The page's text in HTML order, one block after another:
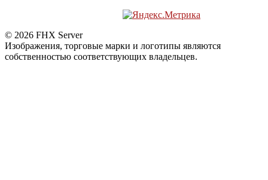
© 2026 FHX Server
Изображения, торговые марки и логотипы являются
собственностью соответствующих владельцев.